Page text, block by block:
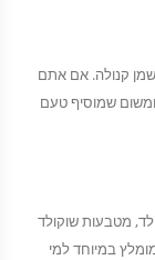
קנולה. אם אתם
שמוסיף טעם
מטבעות שוקולד
במיוחד למי